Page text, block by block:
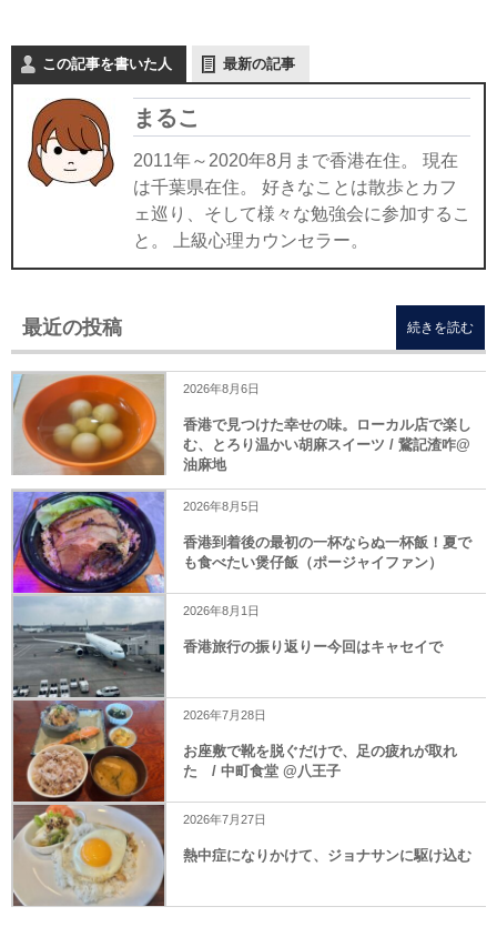
この記事を書いた人 最新の記事
まるこ
2011年～2020年8月まで香港在住。 現在
は千葉県在住。 好きなことは散歩とカフ
ェ巡り、そして様々な勉強会に参加するこ
と。 上級心理カウンセラー。
最近の投稿
2026年8月6日
香港で見つけた幸せの味。ローカル店で楽し
む、とろり温かい胡麻スイーツ / 鵞記渣咋@
油麻地
2026年8月5日
香港到着後の最初の一杯ならぬ一杯飯！夏で
も食べたい煲仔飯（ポージャイファン）
2026年8月1日
香港旅行の振り返りー今回はキャセイで
2026年7月28日
お座敷で靴を脱ぐだけで、足の疲れが取れ
た / 中町食堂 @八王子
2026年7月27日
熱中症になりかけて、ジョナサンに駆け込む
続きを読む